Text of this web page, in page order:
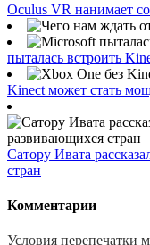
Oculus VR нанимает
пыталась встроить
Kinect может стать
Сатору Ивата
стран
Комментарии
Условия перепечатки